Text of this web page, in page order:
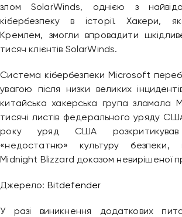
злом SolarWinds, однією з
кібербезпеку в історії. Хакери,
Кремлем, змогли впровадити
тисяч клієнтів SolarWinds.
Система кібербезпеки Microsoft
увагою після низки великих
китайська хакерська група зламала
тисячі листів федерального уряду
року уряд США
«недостатню» культуру безпеки,
Midnight Blizzard доказом невирішеної
Джерело: Bitdefender
У разі виникнення додаткових